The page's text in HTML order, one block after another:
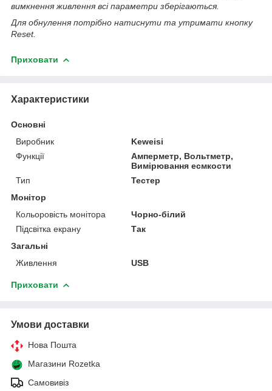
вимкнення живлення всі параметри зберігаються.
Для обнулення потрібно натиснути та утримати кнопку
Reset.
Приховати
Характеристики
Основні
Виробник
Keweisi
Функції
Амперметр, Вольтметр,
Вимірювання есмкости
Тип
Тестер
Монітор
Кольоровість монітора
Чорно-білий
Підсвітка екрану
Так
Загальні
Живлення
USB
Приховати
Умови доставки
Нова Пошта
Магазини Rozetka
Самовивіз